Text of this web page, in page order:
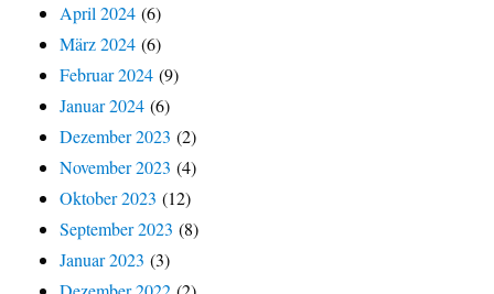
April 2024 (6)
März 2024 (6)
Februar 2024 (9)
Januar 2024 (6)
Dezember 2023 (2)
November 2023 (4)
Oktober 2023 (12)
September 2023 (8)
Januar 2023 (3)